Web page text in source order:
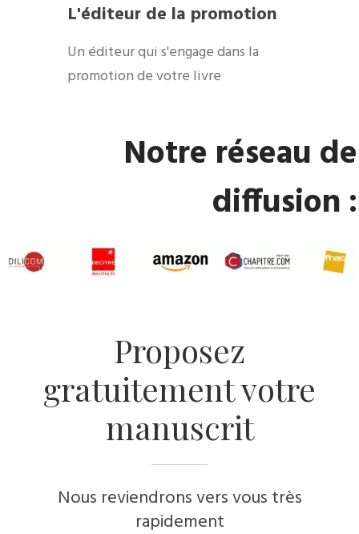
​L'éditeur de la promotion
​Un éditeur qui s'engage dans la
promotion de votre livre
​Notre réseau de
diffusion :
​Proposez
gratuitement votre
manuscrit
Nous reviendrons vers vous très
rapidement